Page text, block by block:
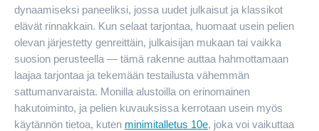
dynaamiseksi paneeliksi, jossa uudet julkaisut ja klassikot
elävät rinnakkain. Kun selaat tarjontaa, huomaat usein pelien
olevan järjestetty genreittäin, julkaisijan mukaan tai vaikka
suosion perusteella — tämä rakenne auttaa hahmottamaan
laajaa tarjontaa ja tekemään testailusta vähemmän
sattumanvaraista. Monilla alustoilla on erinomainen
hakutoiminto, ja pelien kuvauksissa kerrotaan usein myös
käytännön tietoa, kuten minimitalletus 10e, joka voi vaikuttaa